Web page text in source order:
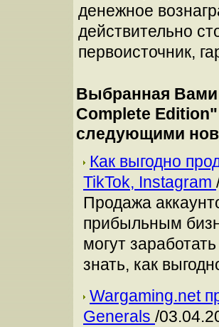
денежное
действительно
первоисточник,
Выбранная Вами
Complete Edition
следующими
Как выгодно
TikTok, Instagram
Продажа
прибыльным
могут
знать, как
Wargaming.net
Generals /